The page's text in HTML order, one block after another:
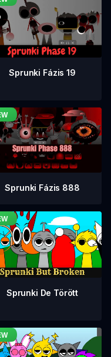
Sprunki Fázis 19
Sprunki Fázis 888
Sprunki De Törött